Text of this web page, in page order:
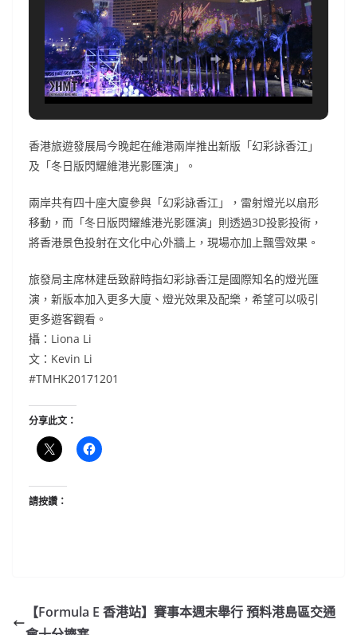
香港旅遊發展局今晚起在維港兩岸推出新版「幻彩詠香江」
及「冬日版閃耀維港光影匯演」。
兩岸共有四十座大廈參與「幻彩詠香江」，雷射燈光以扇形
移動，而「冬日版閃耀維港光影匯演」則透過3D投影投術，
將香港景色投射在文化中心外牆上，現場亦加上飄雪效果。
旅發局主席林建岳致辭時指幻彩詠香江是國際知名的燈光匯
演，新版本加入更多大廈、燈光效果及配樂，希望可以吸引
更多遊客觀看。
攝：Liona Li
文：Kevin Li
#TMHK20171201
分享此文：
請按讚：
【Formula E 香港站】賽事本週末舉行 預料港島區交通